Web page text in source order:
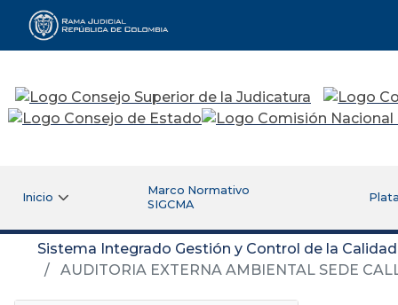
Rama Judicial
Inicio
Marco Normativo
SIGCMA
Sistema Integrado Gestión y Control de la
AUDITORIA EXTERNA AMBIENTAL SEDE